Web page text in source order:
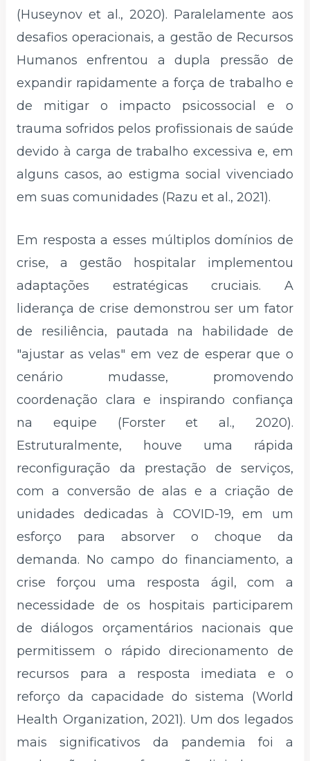
(Huseynov et al., 2020). Paralelamente aos
desafios operacionais, a gestão de Recursos
Humanos enfrentou a dupla pressão de
expandir rapidamente a força de trabalho e
de mitigar o impacto psicossocial e o
trauma sofridos pelos profissionais de saúde
devido à carga de trabalho excessiva e, em
alguns casos, ao estigma social vivenciado
em suas comunidades (Razu et al., 2021).
Em resposta a esses múltiplos domínios de
crise, a gestão hospitalar implementou
adaptações estratégicas cruciais. A
liderança de crise demonstrou ser um fator
de resiliência, pautada na habilidade de
"ajustar as velas" em vez de esperar que o
cenário mudasse, promovendo
coordenação clara e inspirando confiança
na equipe (Forster et al., 2020).
Estruturalmente, houve uma rápida
reconfiguração da prestação de serviços,
com a conversão de alas e a criação de
unidades dedicadas à COVID-19, em um
esforço para absorver o choque da
demanda. No campo do financiamento, a
crise forçou uma resposta ágil, com a
necessidade de os hospitais participarem
de diálogos orçamentários nacionais que
permitissem o rápido direcionamento de
recursos para a resposta imediata e o
reforço da capacidade do sistema (World
Health Organization, 2021). Um dos legados
mais significativos da pandemia foi a